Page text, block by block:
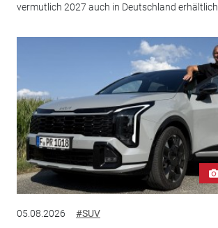
vermutlich 2027 auch in Deutschland erhältlich.
05.08.2026 #SUV